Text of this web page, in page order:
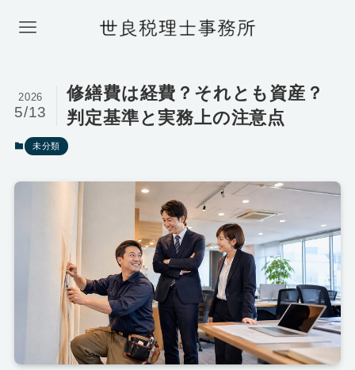
修繕費は経費？それとも資産？
判定基準と実務上の注意点
2026
5/13
未分類